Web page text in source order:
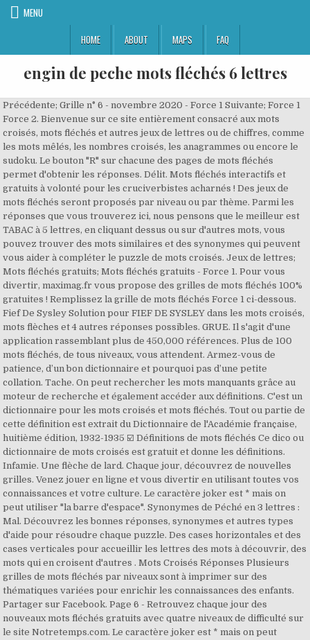
MENU
HOME
ABOUT MAPS FAQ
engin de peche mots fléchés 6 lettres
Précédente; Grille n° 6 - novembre 2020 - Force 1 Suivante; Force 1
Force 2. Bienvenue sur ce site entièrement consacré aux mots
croisés, mots fléchés et autres jeux de lettres ou de chiffres, comme
les mots mêlés, les nombres croisés, les anagrammes ou encore le
sudoku. Le bouton "R" sur chacune des pages de mots fléchés
permet d'obtenir les réponses. Délit. Mots fléchés interactifs et
gratuits à volonté pour les cruciverbistes acharnés ! Des jeux de
mots fléchés seront proposés par niveau ou par thème. Parmi les
réponses que vous trouverez ici, nous pensons que le meilleur est
TABAC à 5 lettres, en cliquant dessus ou sur d'autres mots, vous
pouvez trouver des mots similaires et des synonymes qui peuvent
vous aider à compléter le puzzle de mots croisés. Jeux de lettres;
Mots fléchés gratuits; Mots fléchés gratuits - Force 1. Pour vous
divertir, maximag.fr vous propose des grilles de mots fléchés 100%
gratuites ! Remplissez la grille de mots fléchés Force 1 ci-dessous.
Fief De Sysley Solution pour FIEF DE SYSLEY dans les mots croisés,
mots flèches et 4 autres réponses possibles. GRUE. Il s'agit d'une
application rassemblant plus de 450,000 références. Plus de 100
mots fléchés, de tous niveaux, vous attendent. Armez-vous de
patience, d’un bon dictionnaire et pourquoi pas d’une petite
collation. Tache. On peut rechercher les mots manquants grâce au
moteur de recherche et également accéder aux définitions. C'est un
dictionnaire pour les mots croisés et mots fléchés. Tout ou partie de
cette définition est extrait du Dictionnaire de l'Académie française,
huitième édition, 1932-1935 ☑️ Définitions de mots fléchés Ce dico ou
dictionnaire de mots croisés est gratuit et donne les définitions.
Infamie. Une flèche de lard. Chaque jour, découvrez de nouvelles
grilles. Venez jouer en ligne et vous divertir en utilisant toutes vos
connaissances et votre culture. Le caractère joker est * mais on
peut utiliser "la barre d'espace". Synonymes de Péché en 3 lettres :
Mal. Découvrez les bonnes réponses, synonymes et autres types
d'aide pour résoudre chaque puzzle. Des cases horizontales et des
cases verticales pour accueillir les lettres des mots à découvrir, des
mots qui en croisent d'autres . Mots Croisés Réponses Plusieurs
grilles de mots fléchés par niveaux sont à imprimer sur des
thématiques variées pour enrichir les connaissances des enfants.
Partager sur Facebook. Page 6 - Retrouvez chaque jour des
nouveaux mots fléchés gratuits avec quatre niveaux de difficulté sur
le site Notretemps.com. Le caractère joker est * mais on peut